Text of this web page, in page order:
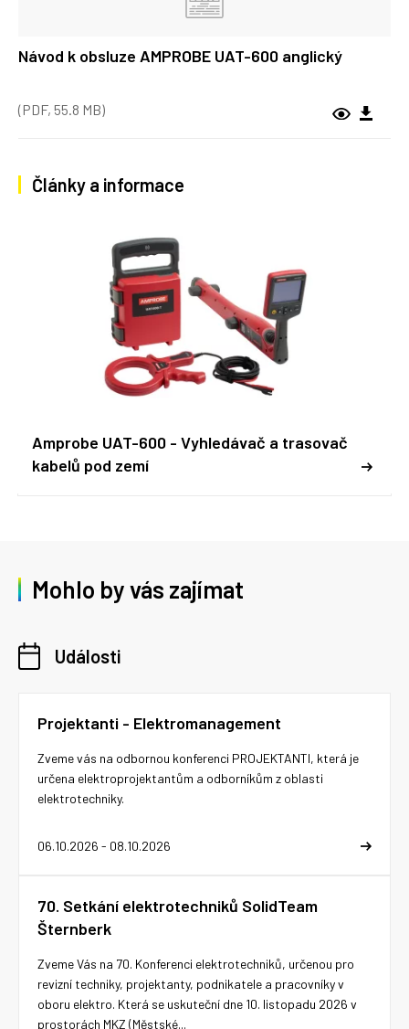
Návod k obsluze AMPROBE UAT-600 anglický
(PDF, 55.8 MB)
Články a informace
Amprobe UAT-600 - Vyhledávač a trasovač
kabelů pod zemí
Mohlo by vás zajímat
Události
Projektanti - Elektromanagement
06.10.2026 - 08.10.2026
Zveme vás na odbornou konferenci PROJEKTANTI, která je
určena elektroprojektantům a odborníkům z oblasti
elektrotechniky.
70. Setkání elektrotechniků SolidTeam
Šternberk
Zveme Vás na 70. Konferenci elektrotechniků, určenou pro
revizní techniky, projektanty, podnikatele a pracovníky v
oboru elektro. Která se uskuteční dne 10. listopadu 2026 v
prostorách MKZ (Městské...